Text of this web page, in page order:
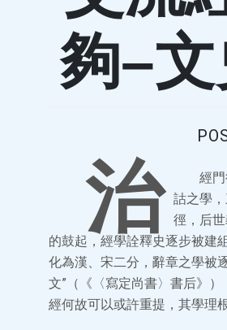
夠–
治
經
詁之學
徑，后
的鼓起，經學詮釋史逐步被建
化為漢、宋二分，辭章之學被
文”（《〈寫定尚書〉書后》
經何故可以或許重提，其學理